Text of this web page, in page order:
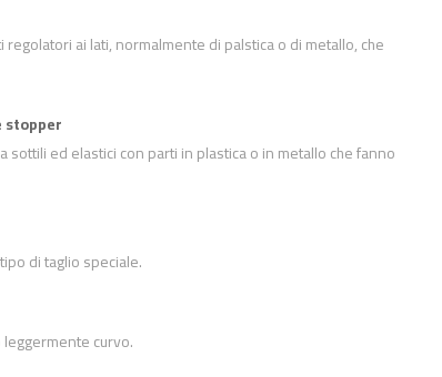
ai lati, normalmente di palstica o di metallo, che
stopper
ed elastici con parti in plastica o in metallo che fanno
di taglio speciale.
curvo.